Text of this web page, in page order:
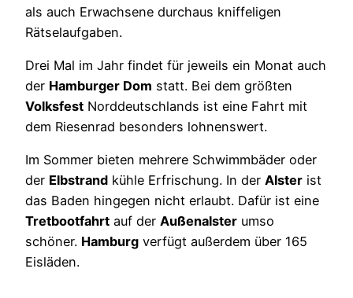
als auch Erwachsene durchaus kniffeligen
Rätselaufgaben.
Drei Mal im Jahr findet für jeweils ein Monat auch
der Hamburger Dom statt. Bei dem größten
Volksfest Norddeutschlands ist eine Fahrt mit
dem Riesenrad besonders lohnenswert.
Im Sommer bieten mehrere Schwimmbäder oder
der Elbstrand kühle Erfrischung. In der Alster ist
das Baden hingegen nicht erlaubt. Dafür ist eine
Tretbootfahrt auf der Außenalster umso
schöner. Hamburg verfügt außerdem über 165
Eisläden.